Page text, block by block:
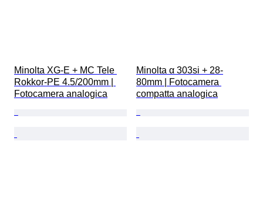
Minolta XG-E + MC Tele
Rokkor-PE 4.5/200mm |
Fotocamera analogica
Minolta α 303si + 28-
80mm | Fotocamera
compatta analogica